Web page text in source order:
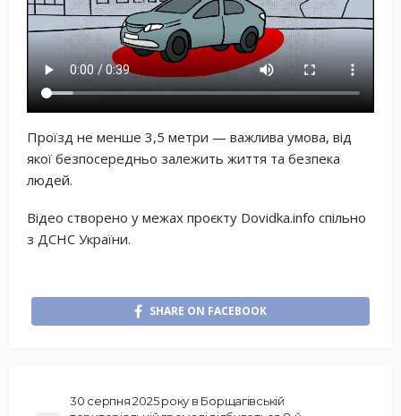
Проїзд не менше 3,5 метри — важлива умова, від
якої безпосередньо залежить життя та безпека
людей.
Відео створено у межах проєкту Dovidka.info спільно
з ДСНС України.
SHARE ON FACEBOOK
30 серпня 2025 року в Борщагівській